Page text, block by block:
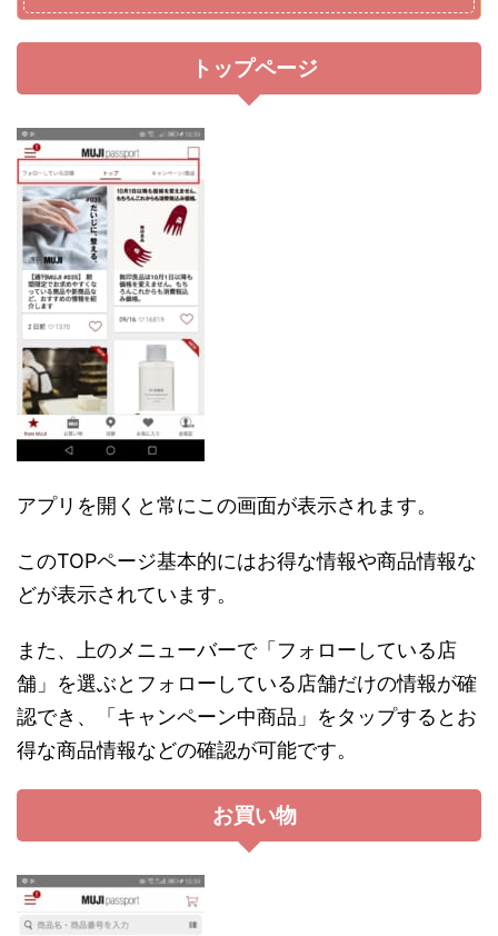
トップページ
アプリを開くと常にこの画面が表示されます。
このTOPページ基本的にはお得な情報や商品情報な
どが表示されています。
また、上のメニューバーで「フォローしている店
舗」を選ぶとフォローしている店舗だけの情報が確
認でき、「キャンペーン中商品」をタップするとお
得な商品情報などの確認が可能です。
お買い物